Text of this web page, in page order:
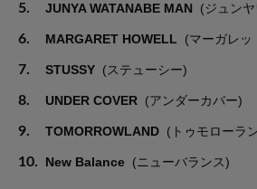
5. JUNYA WATANABE MAN (ジュン
6. MARGARET HOWELL (マーガレッ
7. STUSSY (ステューシー)
8. UNDER COVER (アンダーカバー)
9. TOMORROWLAND (トゥモローラ
10. New Balance (ニューバランス)